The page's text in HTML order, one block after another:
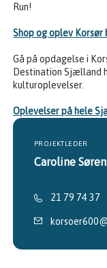
Run!
Shop og oplev Korsør
Gå på opdagelse i
Destination Sjælland
kulturoplevelser.
Oplevelser på hele
PROJEKTLEDER
Caroline
21 79 74 37